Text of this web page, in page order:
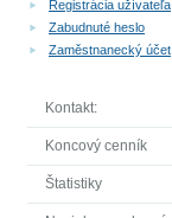
Registrácia užívateľa
Zabudnuté heslo
Zaměstnanecký účet
Kontakt:
Koncový cenník
Štatistiky